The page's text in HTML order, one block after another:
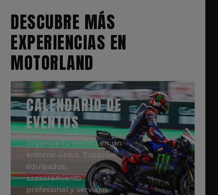
DESCUBRE MÁS
EXPERIENCIAS EN
MOTORLAND
CALENDARIO DE
EVENTOS
Organiza tu evento en un
entorno único. Espacios
equipados,
asesoramiento
profesional y servicios